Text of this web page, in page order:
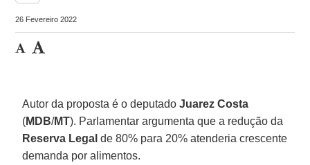
26 Fevereiro 2022
Autor da proposta é o deputadoJuarez Costa
(MDB/MT). Parlamentar argumenta que a redução da
Reserva Legal de 80% para 20% atenderia crescente
demanda por alimentos.